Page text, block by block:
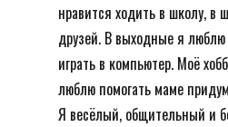
нравится ходить в школу, в
друзей. В выходные я люблю
играть в компьютер. Моё
люблю помогать маме
Я весёлый, общительный и